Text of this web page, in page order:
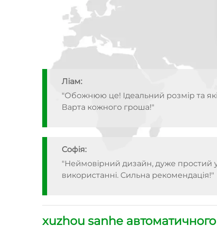
Ліам:
"Обожнюю це! Ідеальний розмір та
Варта кожного гроша!"
Софія:
"Неймовірний дизайн, дуже простий у
використанні. Сильна рекомендація!"
Ітан :
"Швидка доставка, чудовий продукт.
знову!"
Ліам:
xuzhou sanhe